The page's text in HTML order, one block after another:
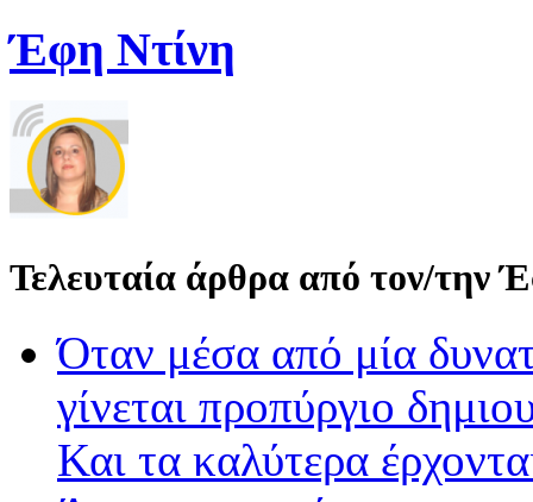
Έφη Ντίνη
Τελευταία άρθρα από τον/την
Όταν μέσα από μία
γίνεται προπύργιο
Και τα καλύτερα